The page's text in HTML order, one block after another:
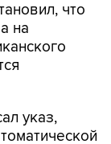
что
на
указ,